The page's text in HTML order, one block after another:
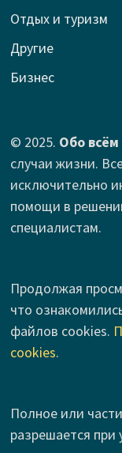
Отдых и туризм
Другие
Бизнес
© 2025. Обо всём
случаи жизни.
исключительно
помощи в
специалистам.
Продолжая
что
файлов cookies.
cookies.
Полное или
разрешается